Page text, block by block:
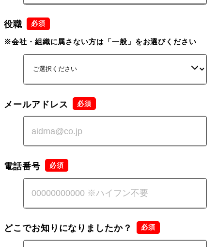
役職
※会社・組織に属さない方は「一般」をお選びください
メールアドレス
電話番号
どこでお知りになりましたか？